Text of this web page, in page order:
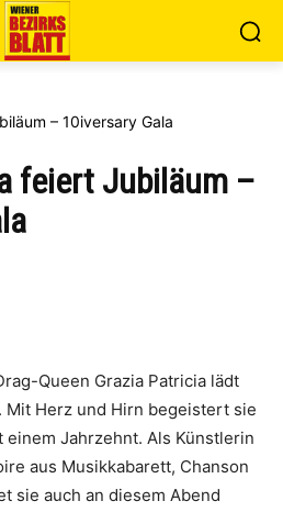
feiert Jubiläum –
Queen Grazia Patricia lädt
Mit Herz und Hirn begeistert sie
Jahrzehnt. Als Künstlerin
aus Musikkabarett, Chanson
sie auch an diesem Abend